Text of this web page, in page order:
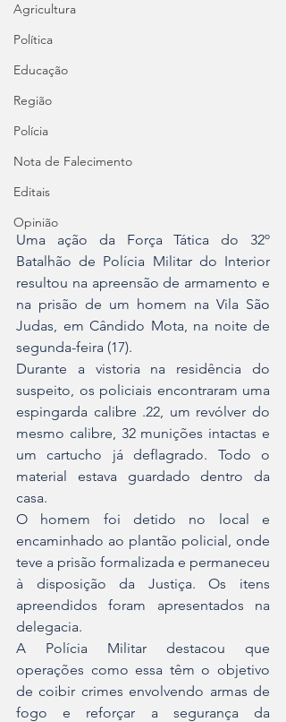
Agricultura
Política
Educação
Região
Polícia
Nota de Falecimento
Editais
Opinião
Uma ação da Força Tática do 32º
Batalhão de Polícia Militar do Interior
resultou na apreensão de armamento e
na prisão de um homem na Vila São
Judas, em Cândido Mota, na noite de
segunda-feira (17).
Durante a vistoria na residência do
suspeito, os policiais encontraram uma
espingarda calibre .22, um revólver do
mesmo calibre, 32 munições intactas e
um cartucho já deflagrado. Todo o
material estava guardado dentro da
casa.
O homem foi detido no local e
encaminhado ao plantão policial, onde
teve a prisão formalizada e permaneceu
à disposição da Justiça. Os itens
apreendidos foram apresentados na
delegacia.
A Polícia Militar destacou que
operações como essa têm o objetivo
de coibir crimes envolvendo armas de
fogo e reforçar a segurança da